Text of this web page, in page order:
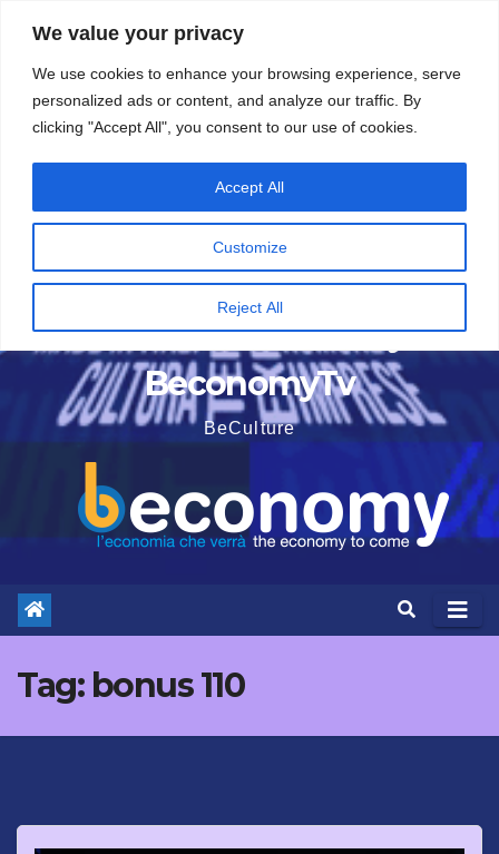
We value your privacy
We use cookies to enhance your browsing experience, serve
personalized ads or content, and analyze our traffic. By
clicking "Accept All", you consent to our use of cookies.
Customize
Reject All
Accept All
contenuto
5 Agosto 2026
BeconomyTv
BeCulture
Tag: bonus 110